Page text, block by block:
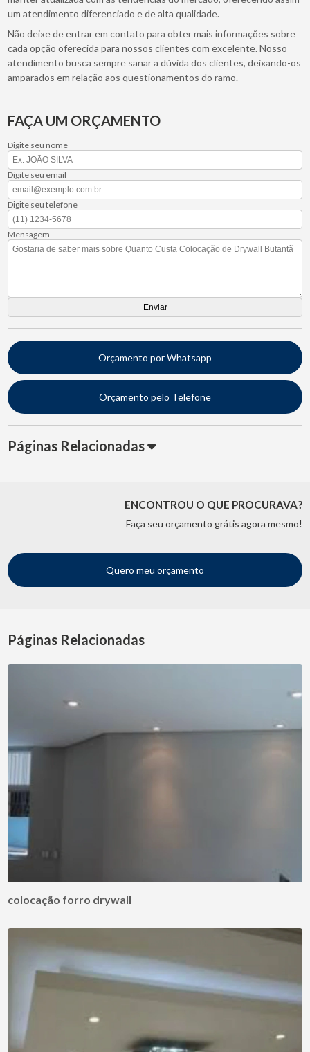
um atendimento diferenciado e de alta qualidade.
Não deixe de entrar em contato para obter mais informações sobre
cada opção oferecida para nossos clientes com excelente. Nosso
atendimento busca sempre sanar a dúvida dos clientes, deixando-os
amparados em relação aos questionamentos do ramo.
FAÇA UM ORÇAMENTO
Digite seu nome
Digite seu email
Digite seu telefone
Mensagem
Orçamento por Whatsapp
Orçamento pelo Telefone
Páginas Relacionadas
ENCONTROU O QUE PROCURAVA?
Faça seu orçamento grátis agora mesmo!
Quero meu orçamento
Páginas Relacionadas
colocação forro drywall